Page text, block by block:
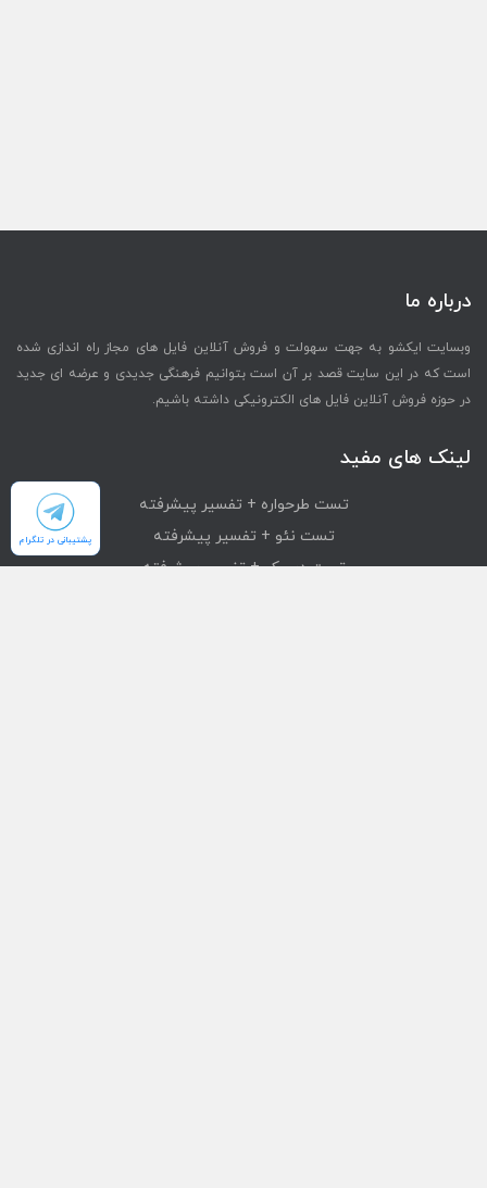
درباره ما
وبسایت ایکشو به جهت سهولت و فروش آنلاین فایل های مجاز راه اندازی شده
است که در این سایت قصد بر آن است بتوانیم فرهنگی جدیدی و عرضه ای جدید
در حوزه فروش آنلاین فایل های الکترونیکی داشته باشیم.
لینک های مفید
تست طرحواره + تفسیر پیشرفته
تست نئو + تفسیر پیشرفته
تست دیسک + تفسیر پیشرفته
پشتیبانی در تلگرام